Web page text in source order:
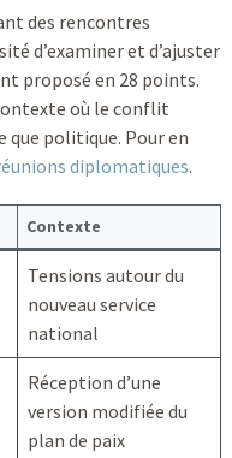
des rencontres
d’examiner et d’ajuster
proposé en 28 points.
où le conflit
politique. Pour en
diplomatiques.
Contexte
Tensions autour du
nouveau service
national
Réception d’une
version modifiée du
plan de paix